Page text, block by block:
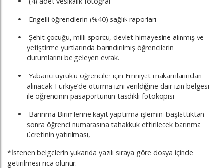
Engelli öğrencilerin (%40) sağlık raporları
Şehit çocuğu, milli sporcu, devlet himayesine alınmış ve
yetiştirme yurtlarında barındırılmış öğrencilerin
durumlarını belgeleyen evrak.
Yabancı uyruklu öğrenciler için Emniyet makamlarından
alınacak Türkiye’de oturma izni verildiğine dair izin belgesi
ile öğrencinin pasaportunun tasdikli fotokopisi
Barınma Birimlerine kayıt yaptırma işlemini başlattıktan
sonra öğrenci numarasına tahakkuk ettirilecek barınma
ücretinin yatırılması,
*İstenen belgelerin yukarıda yazılı sıraya göre dosya içinde
getirilmesi rica olunur.